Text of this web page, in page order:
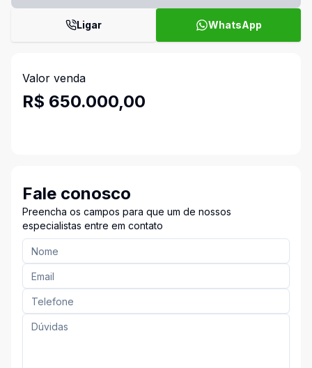
Ligar WhatsApp
Valor venda
R$ 650.000,00
Fale conosco
Preencha os campos para que um de nossos
especialistas entre em contato